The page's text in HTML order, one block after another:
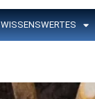
WISSENSWERTES